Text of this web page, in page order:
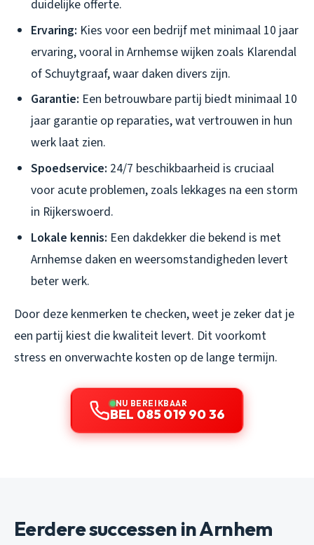
duidelijke offerte.
Ervaring: Kies voor een bedrijf met minimaal 10 jaar
ervaring, vooral in Arnhemse wijken zoals Klarendal
of Schuytgraaf, waar daken divers zijn.
Garantie: Een betrouwbare partij biedt minimaal 10
jaar garantie op reparaties, wat vertrouwen in hun
werk laat zien.
Spoedservice: 24/7 beschikbaarheid is cruciaal
voor acute problemen, zoals lekkages na een storm
in Rijkerswoerd.
Lokale kennis: Een dakdekker die bekend is met
Arnhemse daken en weersomstandigheden levert
beter werk.
Door deze kenmerken te checken, weet je zeker dat je
een partij kiest die kwaliteit levert. Dit voorkomt
stress en onverwachte kosten op de lange termijn.
NU BEREIKBAAR
BEL 085 019 90 36
Eerdere successen in Arnhem